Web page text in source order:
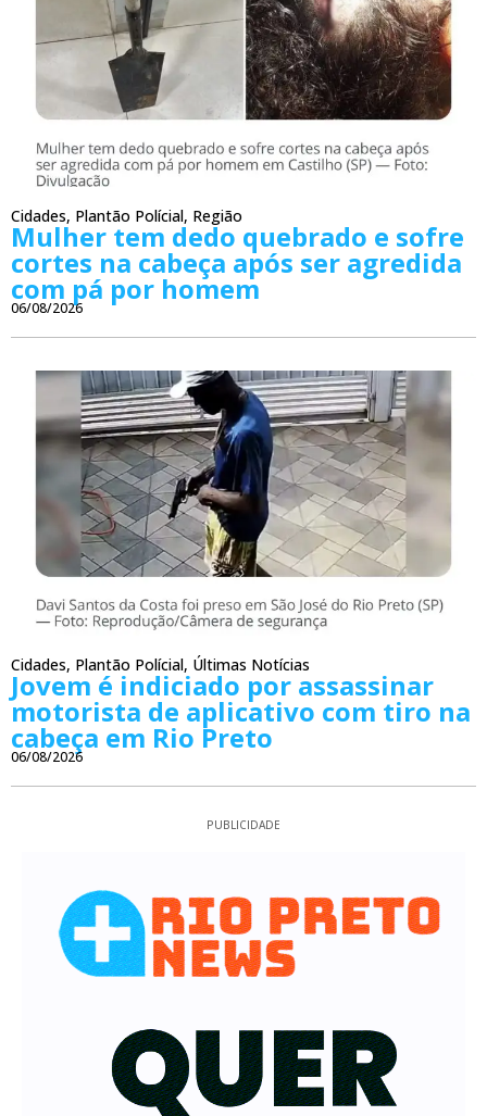
Cidades, Plantão Polícial, Região
Mulher tem dedo quebrado e sofre
cortes na cabeça após ser agredida
com pá por homem
06/08/2026
Cidades, Plantão Polícial, Últimas Notícias
Jovem é indiciado por assassinar
motorista de aplicativo com tiro na
cabeça em Rio Preto
06/08/2026
PUBLICIDADE